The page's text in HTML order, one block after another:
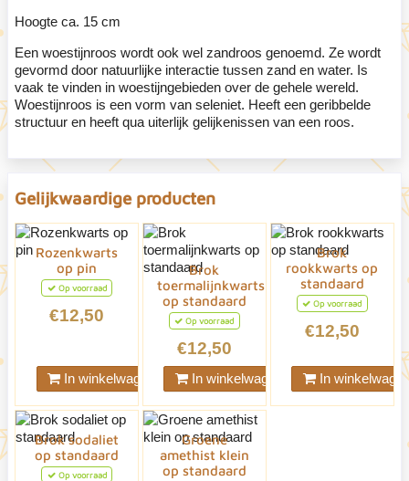
Hoogte ca. 15 cm
Een woestijnroos wordt ook wel zandroos genoemd. Ze wordt
gevormd door natuurlijke interactie tussen zand en water. Is
vaak te vinden in woestijngebieden over de gehele wereld.
Woestijnroos is een vorm van seleniet. Heeft een geribbelde
structuur en heeft qua uiterlijk gelijkenissen van een roos.
Gelijkwaardige producten
Rozenkwarts
op pin
Op voorraad
€12,50
In winkelwagen
Brok
toermalijnkwarts
op standaard
Op voorraad
€12,50
In winkelwagen
Brok
rookkwarts op
standaard
Op voorraad
€12,50
In
Brok sodaliet
op standaard
Op voorraad
Groene
amethist klein
op standaard